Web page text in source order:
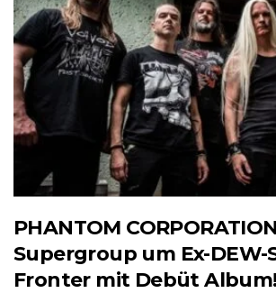
PHANTOM
Supergroup um Ex-DEW-
Fronter mit Debüt Album!